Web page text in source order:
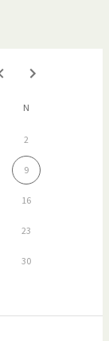
N
2
9
16
23
30